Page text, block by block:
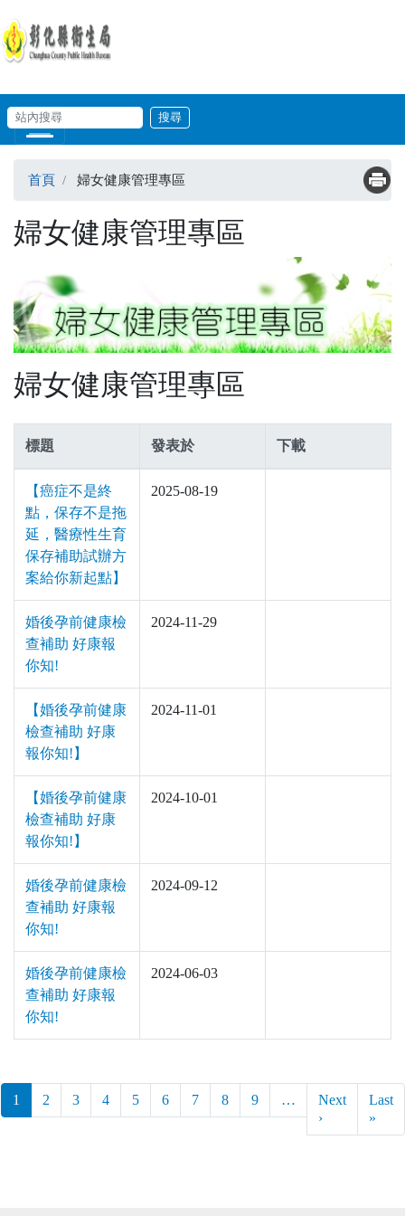
站內搜尋
輸入關鍵字
首頁 婦女健康管理專區
婦女健康管理專區
婦女健康管理專區
標題 發表於 下載
【癌症不是終
點，保存不是拖
延，醫療性生育
保存補助試辦方
案給你新起點】
2025-08-19
婚後孕前健康檢
查補助 好康報
你知!
2024-11-29
【婚後孕前健康
檢查補助 好康
報你知!】
2024-11-01
【婚後孕前健康
檢查補助 好康
報你知!】
2024-10-01
婚後孕前健康檢
查補助 好康報
你知!
2024-09-12
婚後孕前健康檢
查補助 好康報
你知!
2024-06-03
Pagination
1 （目前頁面）
2 3 4 5 6 7 8 9 …
Next
›下一頁
Last
»Last